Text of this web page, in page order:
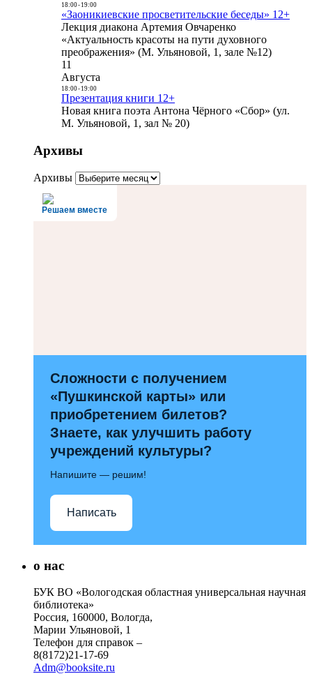
18:00- 19:00
«Заоникиевские просветительские беседы» 12+
Лекция диакона Артемия Овчаренко
«Актуальность красоты на пути духовного
преображения» (М. Ульяновой, 1, зале №12)
11
Августа
18:00- 19:00
Презентация книги 12+
Новая книга поэта Антона Чёрного «Сбор» (ул.
М. Ульяновой, 1, зал № 20)
Архивы
Архивы
Решаем вместе
Сложности с получением
«Пушкинской карты» или
приобретением билетов?
Знаете, как улучшить работу
учреждений культуры?
Напишите — решим!
Написать
о нас
БУК ВО «Вологодская областная универсальная научная
библиотека»
Россия, 160000, Вологда,
Марии Ульяновой, 1
Телефон для справок –
8(8172)21-17-69
Adm@booksite.ru